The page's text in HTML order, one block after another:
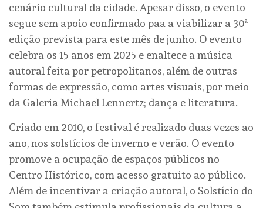
cenário cultural da cidade. Apesar disso, o evento
segue sem apoio confirmado paa a viabilizar a 30ª
edição prevista para este mês de junho. O evento
celebra os 15 anos em 2025 e enaltece a música
autoral feita por petropolitanos, além de outras
formas de expressão, como artes visuais, por meio
da Galeria Michael Lennertz; dança e literatura.
Criado em 2010, o festival é realizado duas vezes ao
ano, nos solstícios de inverno e verão. O evento
promove a ocupação de espaços públicos no
Centro Histórico, com acesso gratuito ao público.
Além de incentivar a criação autoral, o Solstício do